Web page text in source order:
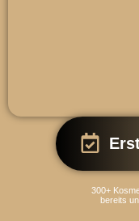
300+
bereits